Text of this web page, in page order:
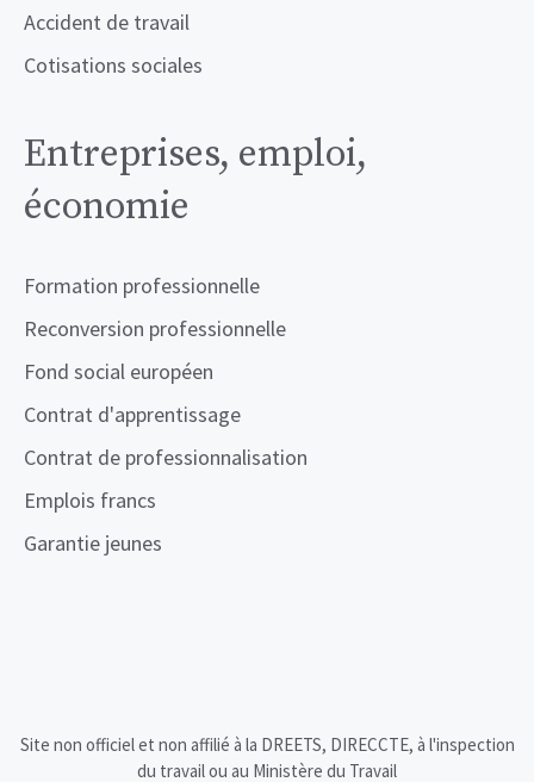
Accident de travail
Cotisations sociales
Entreprises, emploi,
économie
Formation professionnelle
Reconversion professionnelle
Fond social européen
Contrat d'apprentissage
Contrat de professionnalisation
Emplois francs
Garantie jeunes
Site non officiel et non affilié à la DREETS, DIRECCTE, à l'inspection
du travail ou au Ministère du Travail